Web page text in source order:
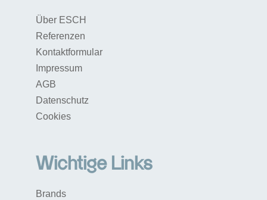
Über ESCH
Referenzen
Kontaktformular
Impressum
AGB
Datenschutz
Cookies
Wichtige Links
Brands